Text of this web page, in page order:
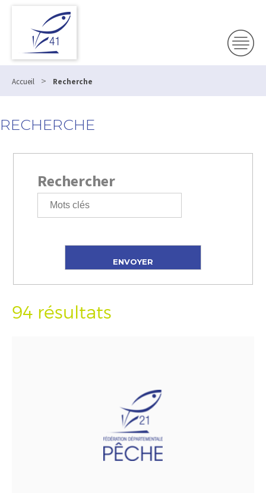
Accueil > Recherche
RECHERCHE
Rechercher
94 résultats